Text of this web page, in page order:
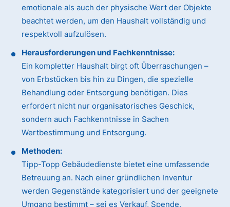
emotionale als auch der physische Wert der Objekte
beachtet werden, um den Haushalt vollständig und
respektvoll aufzulösen.
Herausforderungen und Fachkenntnisse:
Ein kompletter Haushalt birgt oft Überraschungen –
von Erbstücken bis hin zu Dingen, die spezielle
Behandlung oder Entsorgung benötigen. Dies
erfordert nicht nur organisatorisches Geschick,
sondern auch Fachkenntnisse in Sachen
Wertbestimmung und Entsorgung.
Methoden:
Tipp-Topp Gebäudedienste bietet eine umfassende
Betreuung an. Nach einer gründlichen Inventur
werden Gegenstände kategorisiert und der geeignete
Umgang bestimmt – sei es Verkauf, Spende,